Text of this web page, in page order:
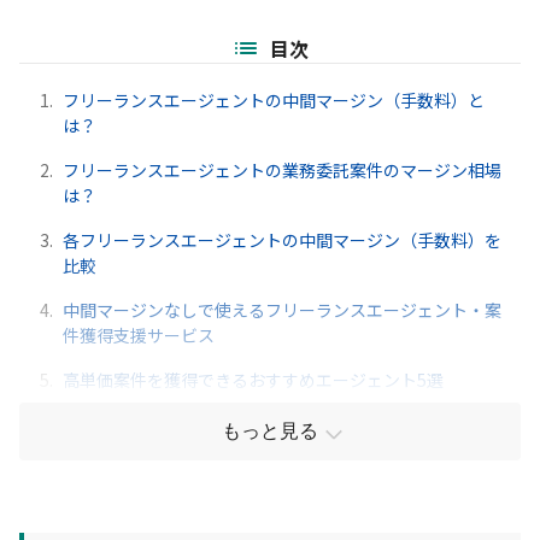
目次
1. フリーランスエージェントの中間マージン（手数料）と
は？
2. フリーランスエージェントの業務委託案件のマージン相場
は？
3. 各フリーランスエージェントの中間マージン（手数料）を
比較
4. 中間マージンなしで使えるフリーランスエージェント・案
件獲得支援サービス
5.
高単価案件を獲得できるおすすめエージェント5選
もっと見る